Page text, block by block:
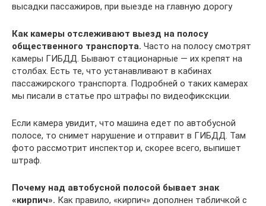
высадки пассажиров, при выезде на главную дорогу
Как камеры отслеживают выезд на полосу
общественного транспорта. Часто на полосу смотрят
камеры ГИБДД. Бывают стационарные — их крепят на
столбах. Есть те, что устанавливают в кабинах
пассажирского транспорта. Подробней о таких камерах
мы писали в статье про штрафы по видеофикскции.
Если камера увидит, что машина едет по автобусной
полосе, то снимет нарушение и отправит в ГИБДД. Там
фото рассмотрит инспектор и, скорее всего, выпишет
штраф.
Почему над автобусной полосой бывает знак
«кирпич». Как правило, «кирпич» дополнен табличкой с